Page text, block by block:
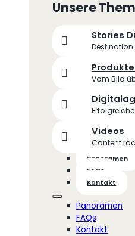
Unsere
Stories
Destination
Vom Bild
Videos
Content
Panoramen
FAQs
Kontakt
Panoramen
FAQs
Kontakt